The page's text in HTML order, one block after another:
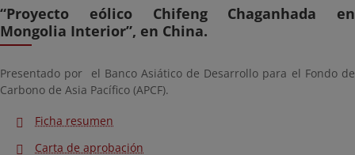
“Proyecto eólico Chifeng Chaganhada en
Mongolia Interior”, en China.
Presentado por el Banco Asiático de Desarrollo para el Fondo de
Carbono de Asia Pacífico (APCF).
Ficha resumen
Carta de aprobación